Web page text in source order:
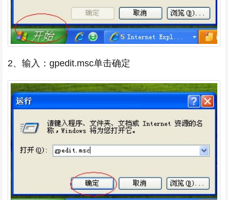
2、输入：gpedit.msc单击确定